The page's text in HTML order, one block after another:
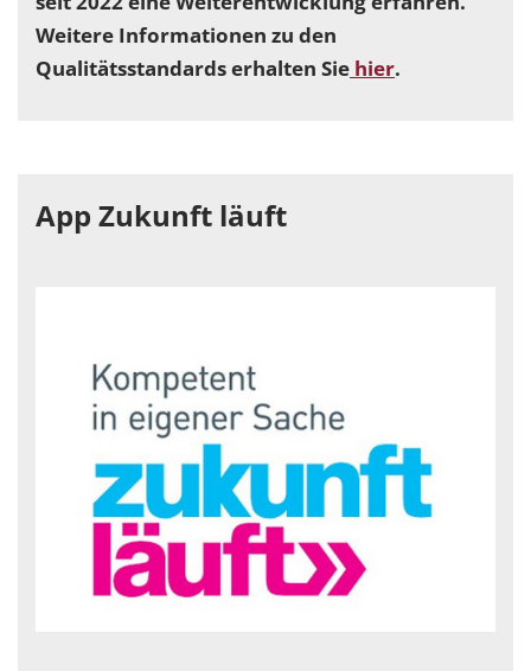
Weitere Informationen zu den
Qualitätsstandards erhalten Sie hier.
App Zukunft läuft